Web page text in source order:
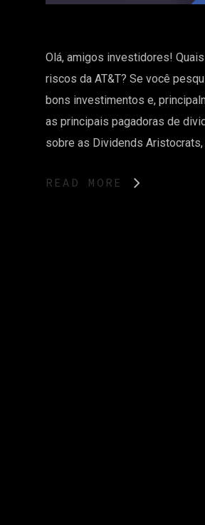
Olá, amigos investidores!
riscos da AT&T? Se você
bons investimentos e,
as principais pagadoras de
sobre as Dividends Aristocrats,
READ MORE